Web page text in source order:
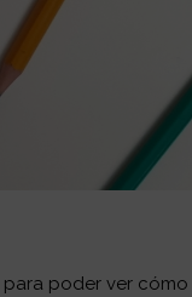
para poder ver cómo